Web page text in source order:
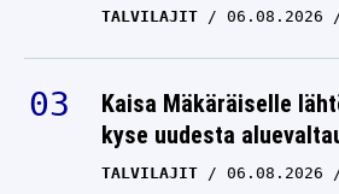
TALVILAJIT 06.08.2026
Kaisa Mäkäräiselle
kyse uudesta
TALVILAJIT 06.08.2026